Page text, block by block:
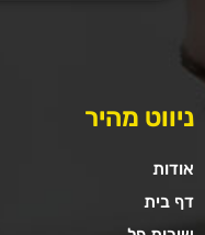
ניווט מהיר
אודות
דף בית